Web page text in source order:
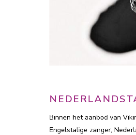
Binnen het aanbod van
Engelstalige zanger,